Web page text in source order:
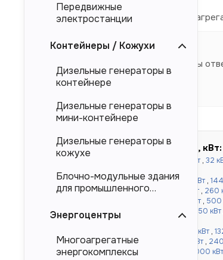
Компания "Торговый Дом
Наши специалисты
Быстрый подбор по мощности, кВт:
до 100 кВт: 30 кВт , 32
кВт
от 120 до 500 кВт: 110 кВт,120 кВт, 130 кВт ,
кВт,220 кВт,240 кВт,250 кВт 256 кВт , 260
480 кВт , 500
от 520 до 1000 кВт:
540 кВт 550 кВт
,900 кВт,1000 кВт
1200 кВт ,
,1640 кВт,1800 кВт,2000 кВт 2200 кВт ,
кВт,4000 кВт,4500 кВт 6000 кВт
Передвижные
электростанции
Контейнеры / Кожухи
Дизельные генераторы в
контейнере
Дизельные генераторы в
мини-контейнере
Дизельные генераторы в
кожухе
Блочно-модульные здания
для промышленного
оборудования (БМЗ)
Энергоцентры
Многоагрегатные
энергокомплексы